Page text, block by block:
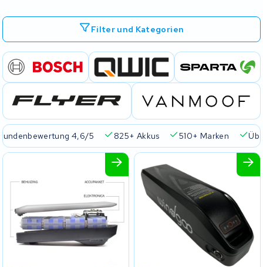
Filter und Kategorien
4,6/5 825+ Akkus 510+ Marken